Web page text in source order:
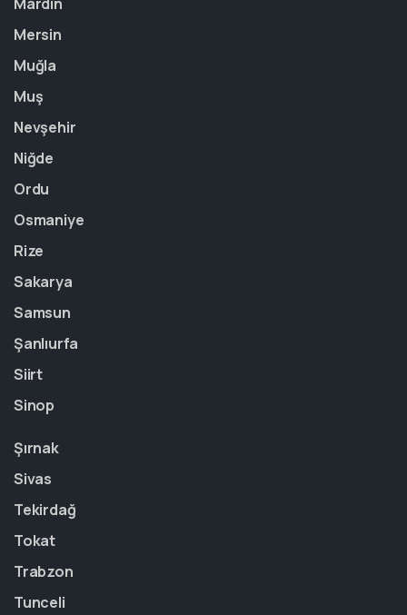
Mersin
Muğla
Muş
Nevşehir
Niğde
Ordu
Osmaniye
Rize
Sakarya
Samsun
Şanlıurfa
Siirt
Sinop
Şırnak
Sivas
Tekirdağ
Tokat
Trabzon
Tunceli